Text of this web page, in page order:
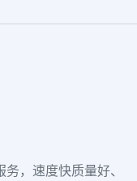
，速度快质量好、